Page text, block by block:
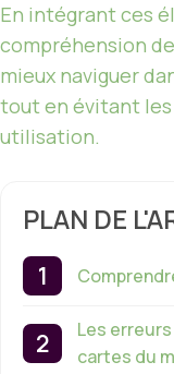
En intégrant ces
compréhension
mieux naviguer
tout en évitant les
utilisation.
PLAN DE
Les
cartes du